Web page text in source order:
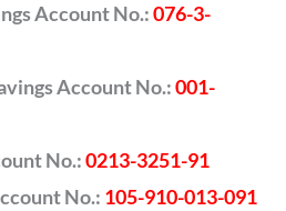
Account No.:076-3-
Account No.:001-
No.:0213-3251-91
No.: 105-910-013-091